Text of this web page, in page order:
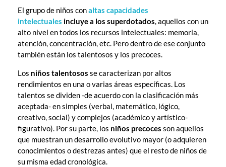
El grupo de niños conaltas capacidades
intelectuales incluye a los superdotados, aquellos con un
alto nivel en todos los recursos intelectuales: memoria,
atención, concentración, etc. Pero dentro de ese conjunto
también están los talentosos y los precoces.
Los niños talentosos se caracterizan por altos
rendimientos en una o varias áreas específicas. Los
talentos se dividen -de acuerdo con la clasificación más
aceptada- en simples (verbal, matemático, lógico,
creativo, social) y complejos (académico y artístico-
figurativo). Por su parte, los niños precoces son aquellos
que muestran un desarrollo evolutivo mayor (o adquieren
conocimientos o destrezas antes) que el resto de niños de
su misma edad cronológica.